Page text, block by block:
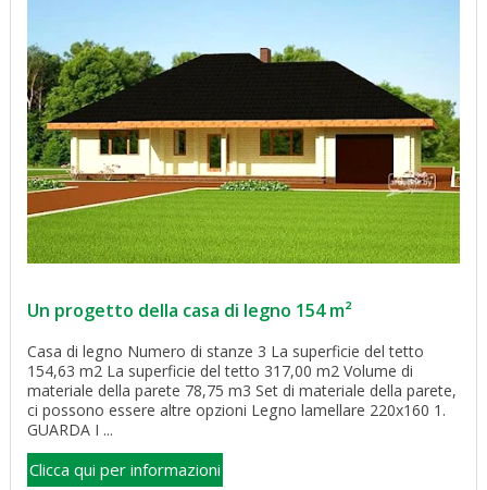
Un progetto della casa di legno 154 m²
Casa di legno Numero di stanze 3 La superficie del tetto
154,63 m2 La superficie del tetto 317,00 m2 Volume di
materiale della parete 78,75 m3 Set di materiale della parete,
ci possono essere altre opzioni Legno lamellare 220х160 1.
GUARDA I ...
Clicca qui per informazioni